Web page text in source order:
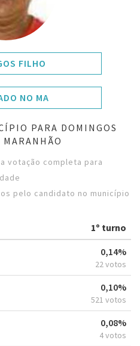
FILHO
NO MA
PARA DOMINGOS
votação completa para
pelo candidato no município
1º turno
0,14%
22 votos
0,10%
521 votos
0,08%
4 votos